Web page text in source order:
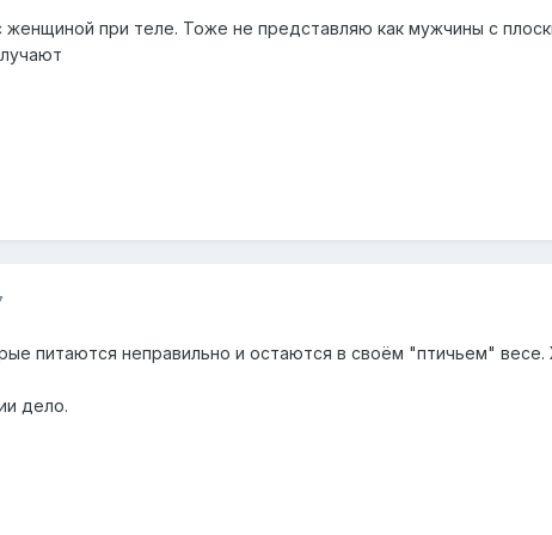
женщиной при теле. Тоже не представляю как мужчины с
питаются неправильно и остаются в своём "птичьем" весе.
дело.